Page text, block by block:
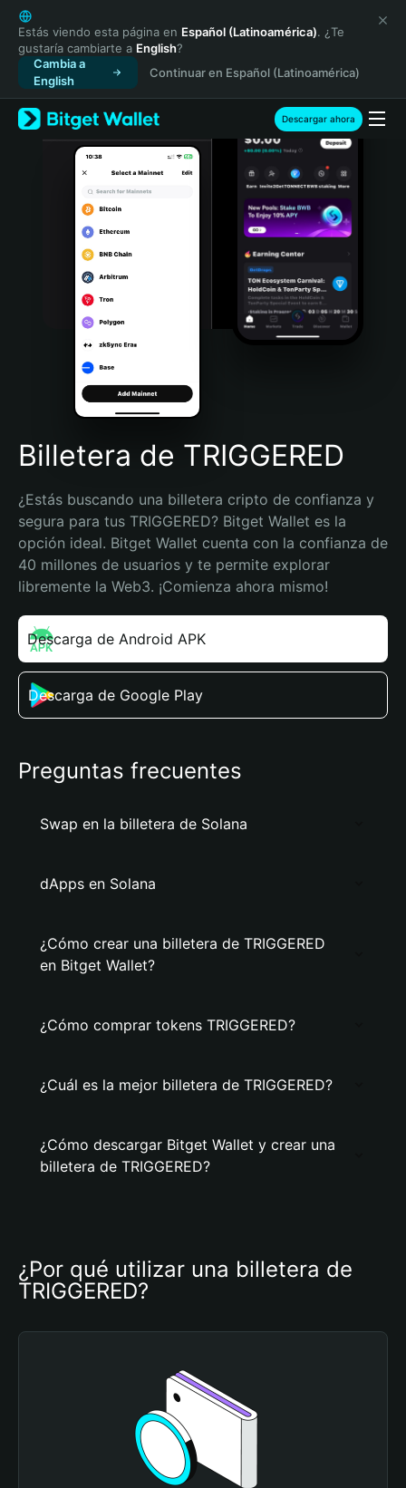
English
日本語
Tiếng Việt
Русский
Español (Latinoamérica)
Türkçe
Italiano
Português (Portugal)
Bahasa Indonesia
Português (Brasil)
Español (Argentina)
Estás viendo esta página en Español (Latinoamérica). ¿Te
gustaría cambiarte a English?
Cambia a
English
Continuar en Español (Latinoamérica)
Descargar ahora
Billetera de TRIGGERED
¿Estás buscando una billetera cripto de confianza y
segura para tus TRIGGERED? Bitget Wallet es la
opción ideal. Bitget Wallet cuenta con la confianza de
40 millones de usuarios y te permite explorar
libremente la Web3. ¡Comienza ahora mismo!
Descarga de Android APK
Descarga de Google Play
Preguntas frecuentes
Swap en la billetera de Solana
dApps en Solana
¿Cómo crear una billetera de TRIGGERED
en Bitget Wallet?
¿Cómo comprar tokens TRIGGERED?
¿Cuál es la mejor billetera de TRIGGERED?
¿Cómo descargar Bitget Wallet y crear una
billetera de TRIGGERED?
¿Por qué utilizar una billetera de
TRIGGERED?